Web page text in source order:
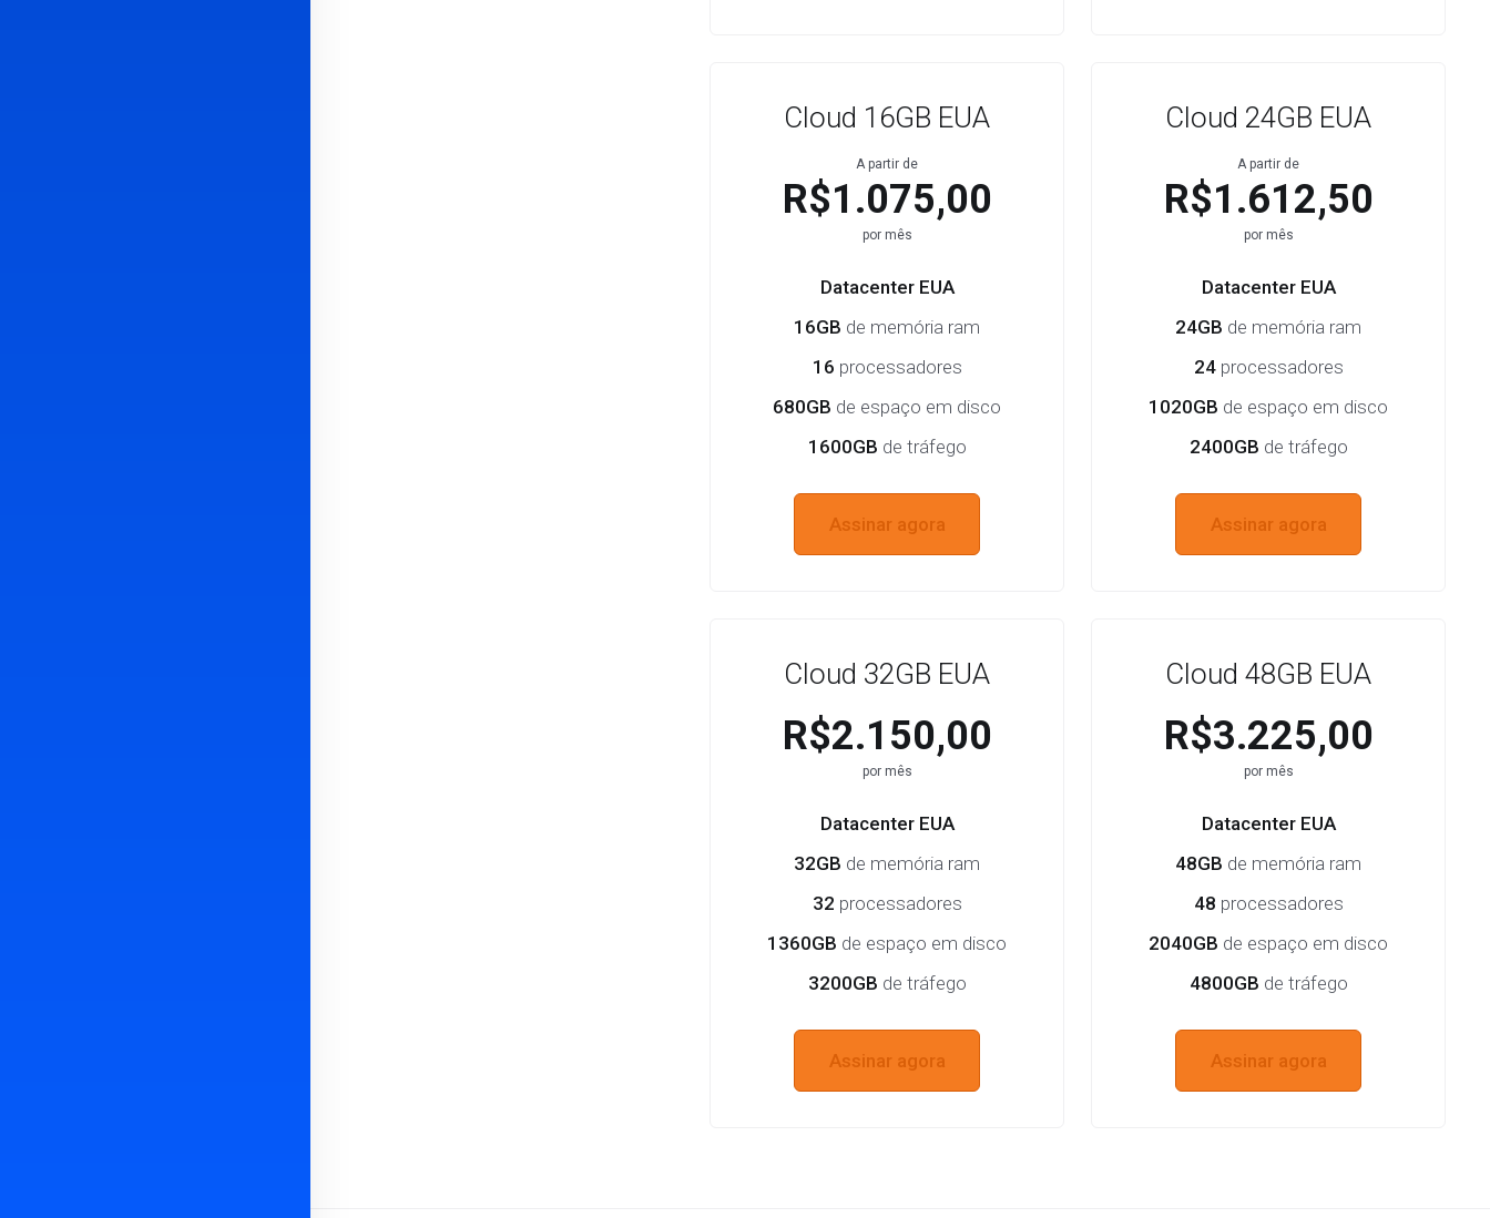
Cloud 16GB EUA
A partir de
R$1.075,00
por mês
Datacenter EUA
16GB de memória ram
16 processadores
680GB de espaço em disco
1600GB de tráfego
Assinar agora
Cloud 24GB EUA
A partir de
R$1.612,50
por mês
Datacenter EUA
24GB de memória ram
24processadores
1020GB de espaço em disco
2400GB de tráfego
Assinar agora
Cloud 32GB EUA
R$2.150,00
por mês
Datacenter EUA
32GB de memória ram
32 processadores
1360GB de espaço em disco
3200GB de tráfego
Assinar agora
Cloud 48GB EUA
R$3.225,00
por mês
Datacenter EUA
48GB de memória ram
48 processadores
2040GB de espaço em disco
4800GB de tráfego
Assinar agora